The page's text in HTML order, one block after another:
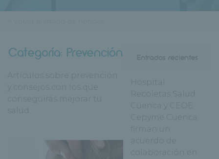
Categoría: Prevención
Artículos sobre prevención
y consejos con los que
conseguirás mejorar tu
salud.
Hospital
Recoletas Salud
Cuenca y CEOE
Cepyme Cuenca
firman un
acuerdo de
colaboración en